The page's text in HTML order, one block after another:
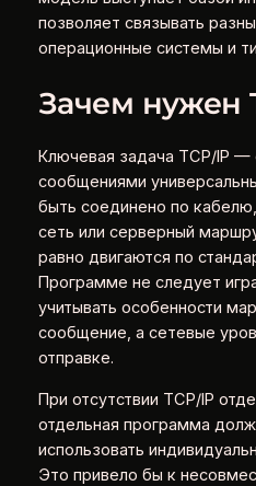
позволяет связывать
операционные системы и
Зачем нужен
Ключевая задача TCP/IP —
сообщениями
быть соединено по
сеть или серверный
равно двигаются по
Программе не следует
учитывать особенности
сообщение, а сетевые
отправке.
При отсутствии TCP/IP
отдельная программа
использовать
Это привело бы к